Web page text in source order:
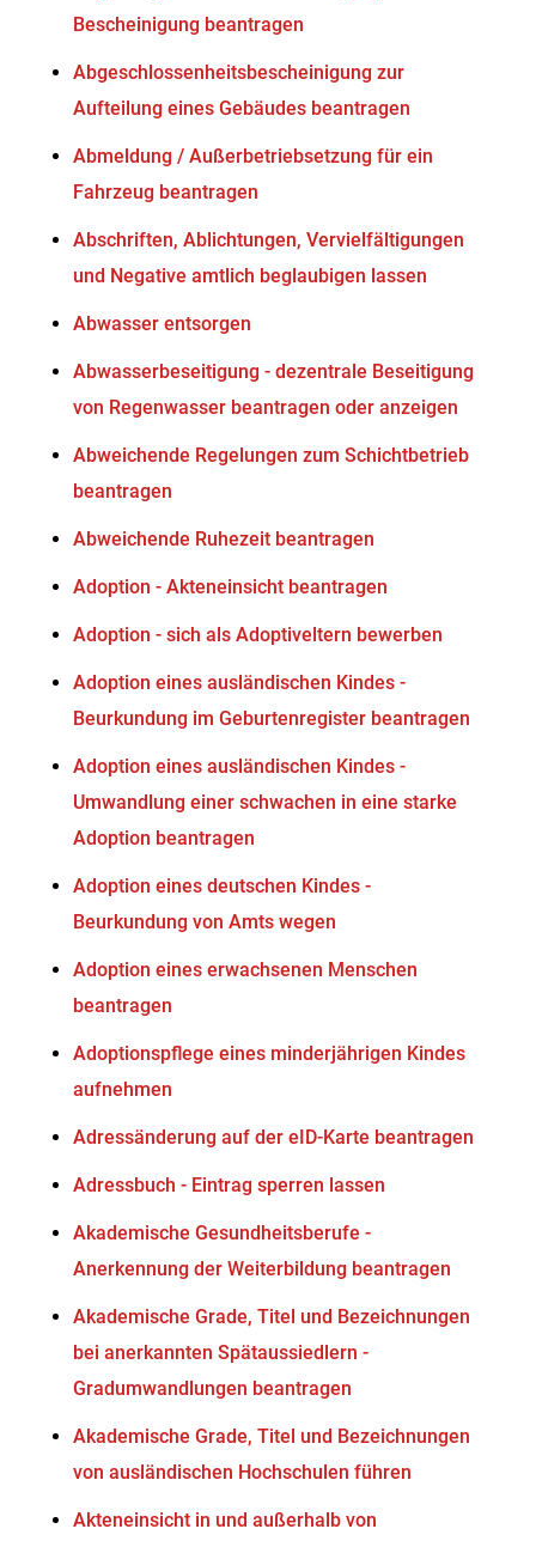
Bescheinigung beantragen
Abgeschlossenheitsbescheinigung zur
Aufteilung eines Gebäudes beantragen
Abmeldung / Außerbetriebsetzung für ein
Fahrzeug beantragen
Abschriften, Ablichtungen, Vervielfältigungen
und Negative amtlich beglaubigen lassen
Abwasser entsorgen
Abwasserbeseitigung - dezentrale Beseitigung
von Regenwasser beantragen oder anzeigen
Abweichende Regelungen zum Schichtbetrieb
beantragen
Abweichende Ruhezeit beantragen
Adoption - Akteneinsicht beantragen
Adoption - sich als Adoptiveltern bewerben
Adoption eines ausländischen Kindes -
Beurkundung im Geburtenregister beantragen
Adoption eines ausländischen Kindes -
Umwandlung einer schwachen in eine starke
Adoption beantragen
Adoption eines deutschen Kindes -
Beurkundung von Amts wegen
Adoption eines erwachsenen Menschen
beantragen
Adoptionspflege eines minderjährigen Kindes
aufnehmen
Adressänderung auf der eID-Karte beantragen
Adressbuch - Eintrag sperren lassen
Akademische Gesundheitsberufe -
Anerkennung der Weiterbildung beantragen
Akademische Grade, Titel und Bezeichnungen
bei anerkannten Spätaussiedlern -
Gradumwandlungen beantragen
Akademische Grade, Titel und Bezeichnungen
von ausländischen Hochschulen führen
Akteneinsicht in und außerhalb von